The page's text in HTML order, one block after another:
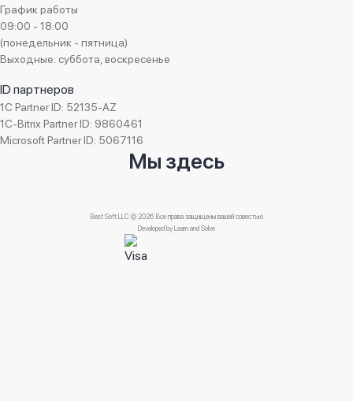
График работы
09:00 - 18:00
(понедельник - пятница)
Выходные: суббота, воскресенье
ID партнеров
1C Partner ID: 52135-AZ
1C-Bitrix Partner ID: 9860461
Microsoft Partner ID: 5067116
Мы здесь
Best Soft LLC © 2026 Все права защищены вашей совестью
Developed byLearn and Solve